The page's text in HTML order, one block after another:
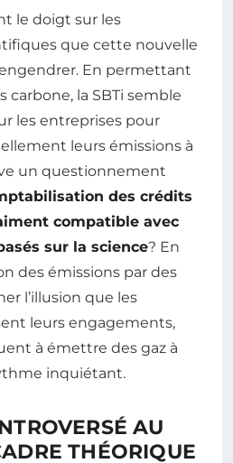
le doigt sur les
que cette nouvelle
En permettant
carbone, la SBTi semble
les entreprises pour
leurs émissions à
un questionnement
des crédits
compatible avec
sur la science? En
des émissions par des
l’illusion que les
leurs engagements,
à émettre des gaz à
inquiétant.
AU
THÉORIQUE